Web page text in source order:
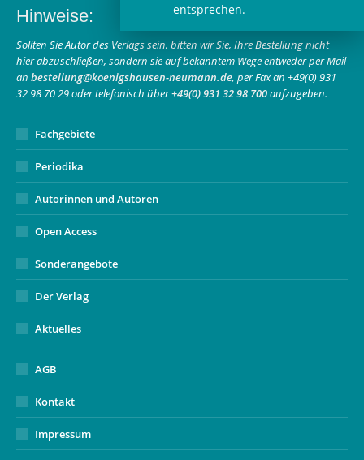
entsprechen.
opens
in
new
window
opens
in
new
window
page
opens
in
new
window
Hinweise:
Sollten Sie Autor des Verlags sein, bitten wir Sie, Ihre Bestellung nicht
hier abzuschließen, sondern sie auf bekanntem Wege entweder per Mail
an bestellung@koenigshausen-neumann.de, per Fax an +49(0) 931
32 98 70 29 oder telefonisch über+49(0) 931 32 98 700aufzugeben.
Fachgebiete
Periodika
Autorinnen und Autoren
Open Access
Sonderangebote
Der Verlag
Aktuelles
AGB
Kontakt
Impressum